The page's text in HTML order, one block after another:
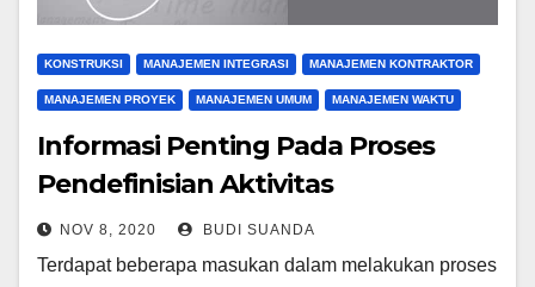
KONSTRUKSI MANAJEMEN INTEGRASI MANAJEMEN KONTRAKTOR
MANAJEMEN PROYEK MANAJEMEN UMUM MANAJEMEN WAKTU
Informasi Penting Pada Proses
Pendefinisian Aktivitas
NOV 8, 2020 BUDI SUANDA
Terdapat beberapa masukan dalam melakukan proses